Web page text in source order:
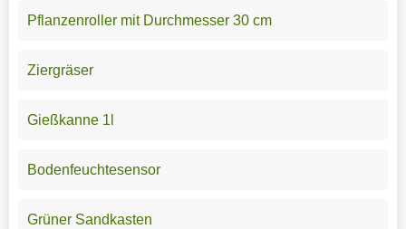
Pflanzenroller mit Durchmesser 30 cm
Ziergräser
Gießkanne 1l
Bodenfeuchtesensor
Grüner Sandkasten